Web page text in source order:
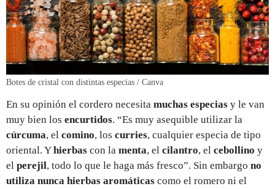
Botes de cristal con distintas especias / Canva
En su opinión el cordero necesita muchas especias y le van
muy bien los encurtidos. “Es muy asequible utilizar la
cúrcuma, el comino, los curries, cualquier especia de tipo
oriental. Yhierbas con la menta, el cilantro, el cebollino y
el perejil, todo lo que le haga más fresco”. Sin embargo no
utiliza nunca hierbas aromáticas como el romero ni el